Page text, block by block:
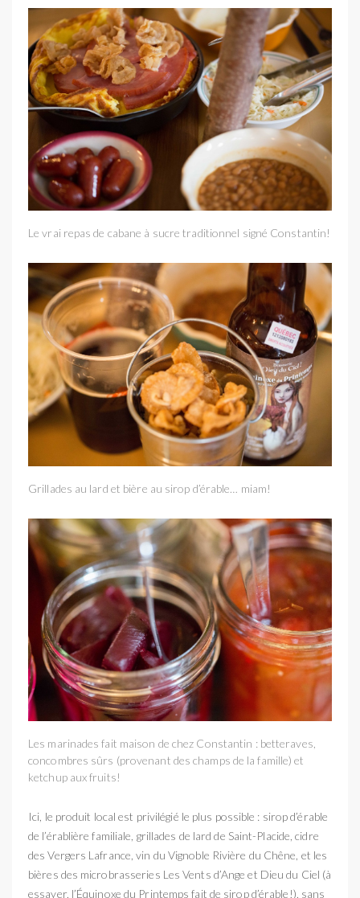
Le vrai repas de cabane à sucre traditionnel signé Constantin!
Grillades au lard et bière au sirop d’érable… miam!
Les marinades fait maison de chez Constantin : betteraves,
concombres sûrs (provenant des champs de la famille) et
ketchup aux fruits!
Ici, le produit local est privilégié le plus possible : sirop d’érable
de l’érablière familiale, grillades de lard de Saint-Placide, cidre
des Vergers Lafrance, vin du Vignoble Rivière du Chêne, et les
bières des microbrasseries Les Vents d’Ange et Dieu du Ciel (à
essayer, l’Équinoxe du Printemps fait de sirop d’érable!), sans